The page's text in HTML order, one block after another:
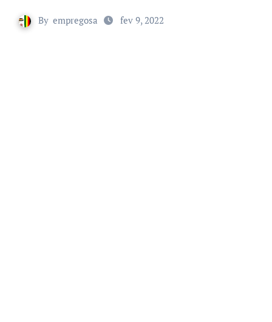
By empregosa fev 9, 2022